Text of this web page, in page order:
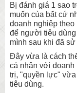
Bị đánh giá 1 sao
muốn của bất cứ
doanh nghiệp theo
để người tiêu
mình sau khi đã
Đây vừa là cách
cá nhân với doanh
trị, "quyền lực"
tiêu dùng.